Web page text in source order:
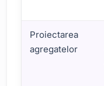
Proiectarea
agregatelor